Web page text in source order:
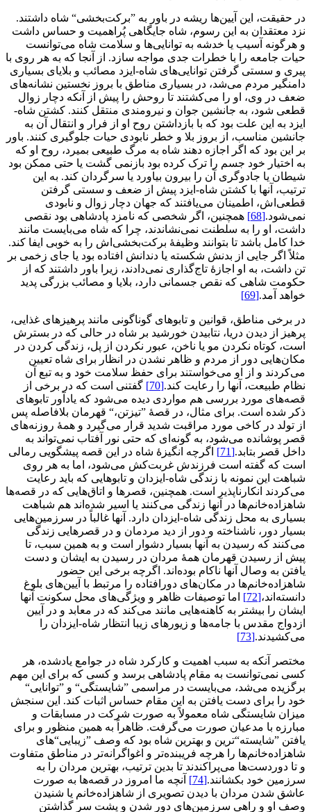
در حقیقت، این آیین‌ها ریشه در باور به ”برکت‌بخشی“ شاه داشتند.
نزد معتقدان به این رسوم، شاه جایگاهی پُراهمیت و حساس داشت
و هرگونه آسیب یا خدشه به توانایی‌ها و سلامت شاه می‌توانست
حیات جامعه را با خطرات جدی مواجه سازد. از آنجا که به هر روی با
پیری و سستی گرفتن توانایی‌های شاه-ایزد مصائب و بلایای بسیاری
دامنگیر مردم می‌شد، در بسیاری مناطق با بروز نخستین نشانه‌های
ضعف در وی، او را می‌کشتند تا روحش را پیش از آنکه دچار زوال
قطعی شود، به جانشین جوان و نیرومندی منتقل کنند. کشتن شاه-
ایزد به این علت بود که با بازداشتن روح او از فرار و انتقال آن به
جانشین مناسب، از بروز بلا و خطر نابودی حیات جلوگیری کنند. باور
بر این بود که اگر اجازه دهند شاه به مرگ طبیعی بمیرد، روح او که
به اختیار خود جسم را ترک کرده بود بازنمی گشت یا حتی ممکن بود
شیطان یا جادوگری آن را بیرون بیاورد یا سرگردان کند. به این
ترتیب، آنها با کشتن شاه-ایزد پیش از ضعف و سستی گرفتن
قطعی‌اش، اطمینان می‌یافتند که جهان دچار زوال و نابودی
نمی‌شود.[68]
همچنین، اگر شخصی که نامزد پادشاهی بود نقصی
داشت، او را به سلطنت نمی‌نشاندند، چرا که شاه می‌بایست مانند
خدا کامل باشد تا بتوانند وظیفۀ برکت‌بخشی‌اش را به خوبی ایفا کند.
مثلاً اگر جایی از بدنش شکسته یا دندانش افتاده بود یا جای زخمی بر
تن داشت، به او اجازۀ تاج‌گذاری نمی‌دادند، زیرا باور داشتند که از
حکومت شاهی که نقص جسمانی دارد، بلایا و مصائب بزرگی پدید
خواهد آمد.[69]
در برخی مناطق، قوانین و تابوهای گوناگونی مانند پرهیزهای غذایی،
پرهیز از دیدن دریا، نتابیدن خورشید بر شاه در حالی که در بسترش
است، کوتاه نکردن مو یا ناخن، عبور نکردن از پل، زندگی کردن در
مکان‌هایی دور از مردم و ظاهر نشدن در انظار برای شاه تعیین
می‌کردند و از او می‌خواستند برای حفظ سلامت خود و به تبع آن
نظام طبیعت، آنها را رعایت کند.[70]
گفتنی است که در برخی از
قصه‌های مورد بررسی هم مواردی دیده می‌شود که یادآور تابوهای
ذکر شده است. برای مثال، در قصۀ ”تیزتن،“ قهرمان بلافاصله پس
از تولد در کاخی مورد مراقبت شدید قرار می‌گیرد و همۀ روزنه‌های
قصر پوشانده می‌شود، به گونه‌ای که حتی نور آفتاب نمی‌تواند به
داخل قصر بتابد.[71]
اگرچه انگیزۀ شاه در این قصه پیشگویی رمالی
است که گفته است فرزندش غربت‌کش می‌شود، اما به هر روی
شباهت این نمونه با زندگی شاه-ایزدان و تابوهایی که باید رعایت
می‌کردند انکارناپذیر است. همچنین، قصرها و اتاق‌هایی که در قصه‌ها
شاهزاده‌خانم‌ها در آنها زندگی می‌کنند یا اسیر شده‌اند هم شباهت
بسیاری به محل زندگی شاه-ایزدان دارد. آنها غالباً در سرزمین‌هایی
بسیار دور، ناشناخته و دور از دید مردمان و در قصرهایی زندگی
می‌کنند که رسیدن به آنها بسیار دشوار است و به همین سبب، تا
پیش از رسیدن قهرمان همۀ مردان در رسیدن به ایشان و دست
یافتن به وصال آنها ناکام بوده‌اند. اگرچه برخی این حضور
شاهزاده‌خانم‌ها در مکان‌های دورافتاده را مرتبط با آیین‌های بلوغ
دانسته‌اند،[72]
اما توصیفات ظاهر و ویژگی‌های محل سکونت آنها
ایشان را بیشتر به کاهنه‌هایی مانند می‌کند که در معابد و در آیین
ازدواج مقدس با جامه‌ها و زیورهای زیبا انتظار شاه-ایزدان را
می‌کشیدند.[73]
مختصر آنکه به سبب اهمیت و کارکرد شاه در جوامع یادشده، هر
کسی نمی‌توانست به مقام پادشاهی برسد و کسی که برای این مهم
برگزیده می‌شد، می‌بایست در مراسمی ”شایستگی“ و ”توانایی“
خود را برای دست یافتن به این مقام حساس اثبات کند. این سنجش
میزان شایستگی شاه معمولاً به صورت شرکت در مسابقات و
مبارزه با مدعیان صورت می‌گرفت. ظاهراً به همین منظور و برای
یافتن ”شایسته“‌ترین و بهترین شاه بود که وصف ”زیبایی“های
شاهزاده‌خانم‌ها را هرچه فریبنده‌تر و اغواگرانه‌تر در مناطق متفاوت
و تا دوردست‌ها می‌پراکندند تا بدین ترتیب، بهترین مردان را به
سرزمین خود بکشانند.[74]
آنچه ما امروز در قصه‌ها به صورت
عاشق شدن مردان با دیدن تصویری از شاهزاده‌خانم یا شنیدن
وصف او و راهی سرزمین‌های دور شدن و پشت سر گذاشتن